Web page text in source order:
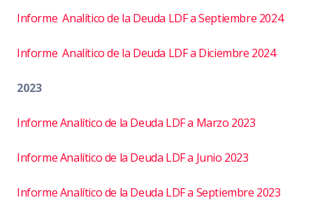
Informe Analítico de la Deuda LDF a Septiembre 2024
Informe Analítico de la Deuda LDF a Diciembre 2024
2023
Informe Analítico de la Deuda LDF a Marzo 2023
Informe Analítico de la Deuda LDF a Junio 2023
Informe Analítico de la Deuda LDF a Septiembre 2023